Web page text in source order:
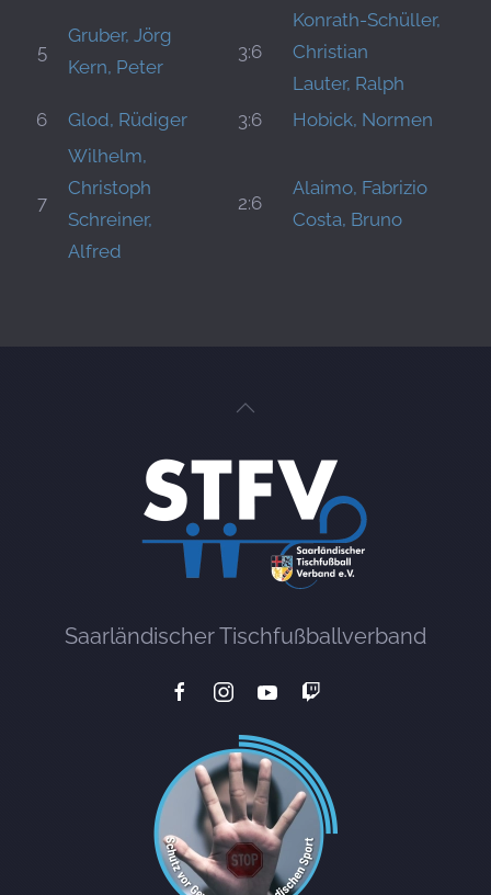
5
Gruber, Jörg
Kern, Peter
3:6
Konrath-Schüller,
Christian
Lauter, Ralph
6
Glod, Rüdiger 3:6 Hobick, Normen
7
Wilhelm,
Christoph
Schreiner,
Alfred
2:6
Alaimo, Fabrizio
Costa, Bruno
Saarländischer Tischfußballverband